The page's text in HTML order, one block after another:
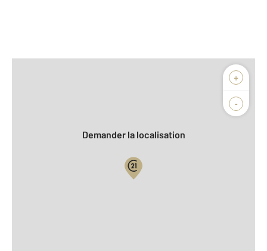
+
-
Biens vendus
Demander la localisation